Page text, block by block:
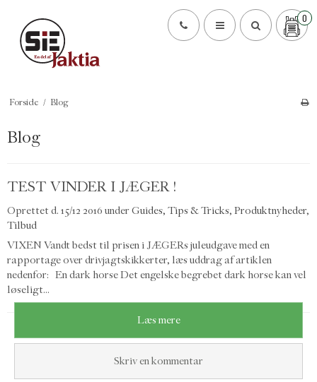
0
Forside / Blog
Blog
TEST VINDER I JÆGER !
Oprettet d. 15/12 2016 underGuides, Tips & Tricks, Produktnyheder,
Tilbud
VIXEN Vandt bedst til prisen i JÆGERs juleudgave med en
rapportage over drivjagtskikkerter, læs uddrag af artiklen
nedenfor: En dark horse Det engelske begrebet dark horse kan vel
løseligt...
Læs mere
Skriv en kommentar